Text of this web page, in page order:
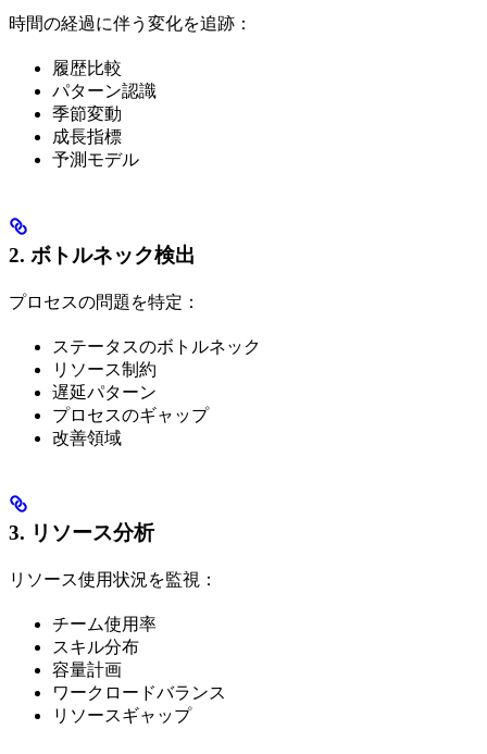
時間の経過に伴う変化を追跡：
履歴比較
パターン認識
季節変動
成長指標
予測モデル
2. ボトルネック検出
プロセスの問題を特定：
ステータスのボトルネック
リソース制約
遅延パターン
プロセスのギャップ
改善領域
3. リソース分析
リソース使用状況を監視：
チーム使用率
スキル分布
容量計画
ワークロードバランス
リソースギャップ